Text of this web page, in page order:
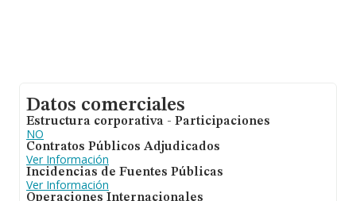
Datos comerciales
Estructura corporativa - Participaciones
NO
Contratos Públicos Adjudicados
Ver Información
Incidencias de Fuentes Públicas
Ver Información
Operaciones Internacionales